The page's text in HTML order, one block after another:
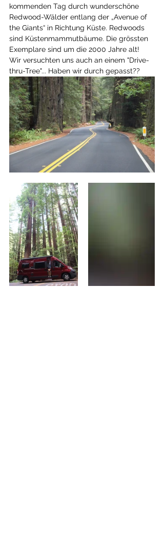
kommenden Tag durch wunderschöne
Redwood-Wälder entlang der „Avenue of
the Giants“ in Richtung Küste. Redwoods
sind Küstenmammutbäume. Die grössten
Exemplare sind um die 2000 Jahre alt!
Wir versuchten uns auch an einem "Drive-
thru-Tree"... Haben wir durch gepasst??